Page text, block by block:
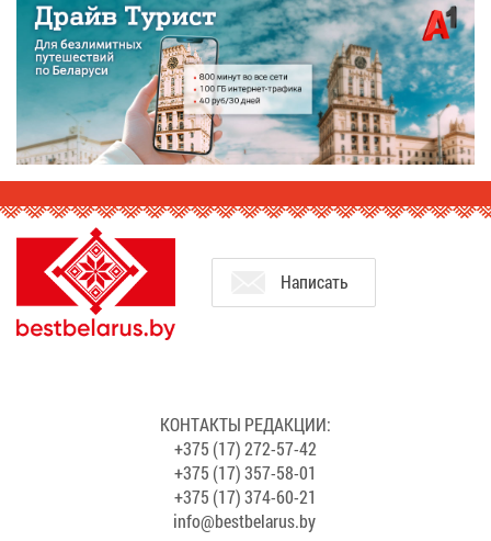
На­пи­сать
КОН­ТАК­ТЫ РЕ­ДАК­ЦИИ:
+375 (17) 272-57-42
+375 (17) 357-58-01
+375 (17) 374-60-21
info@​bes​tbel​arus.​by